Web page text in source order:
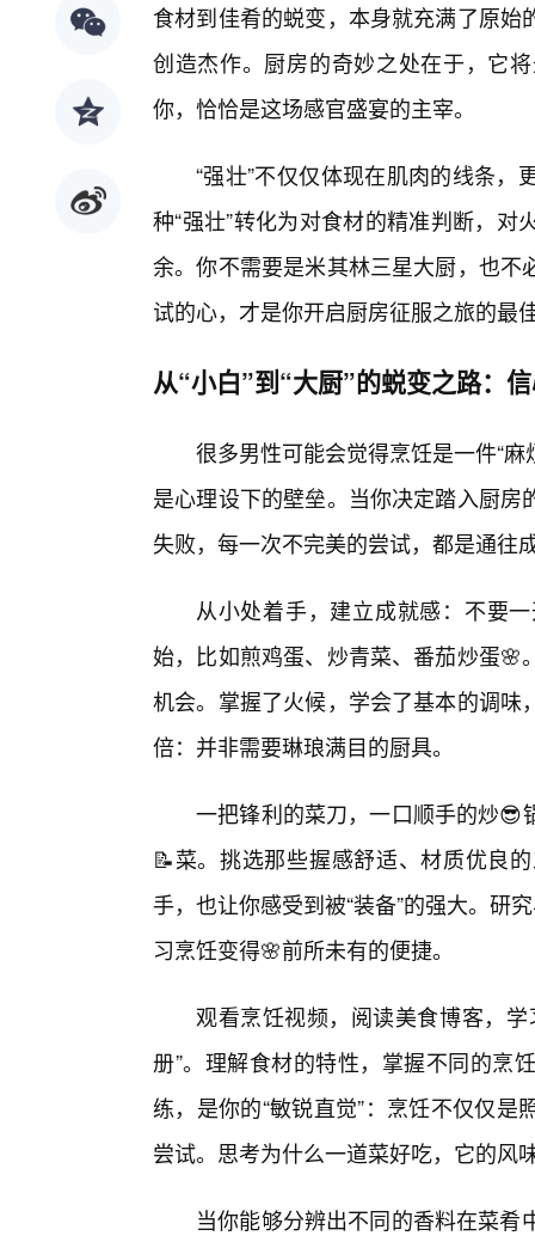
食材到佳肴的蜕变，本身就充满了原
创造杰作。厨房的奇妙之处在于，它
你，恰恰是这场感官盛宴的主宰。
“强壮”不仅仅体现在肌肉的线条
种“强壮”转化为对食材的精准判断，
余。你不需要是米其林三星大厨，也
试的心，才是你开启厨房征服之旅的最
从“小白”到“大厨”的蜕变之路：
很多男性可能会觉得烹饪是一件“
是心理设下的壁垒。当你决定踏入厨
失败，每一次不完美的尝试，都是通往
从小处着手，建立成就感：不要
始，比如煎鸡蛋、炒青菜、番茄炒蛋
机会。掌握了火候，学会了基本的调
倍：并非需要琳琅满目的厨具。
一把锋利的菜刀，一口顺手的炒😎
📝菜。挑选那些握感舒适、材质优良
手，也让你感受到被“装备”的强大。研
习烹饪变得🌸前所未有的便捷。
观看烹饪视频，阅读美食博客，
册”。理解食材的特性，掌握不同的烹
练，是你的“敏锐直觉”：烹饪不仅仅
尝试。思考为什么一道菜好吃，它的风
当你能够分辨出不同的香料在菜